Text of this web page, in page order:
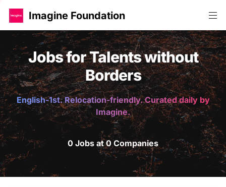
Imagine Foundation
Jobs for Talents without
Borders
English-1st. Relocation-friendly. Curated daily by
Imagine.
0 Jobs at 0 Companies